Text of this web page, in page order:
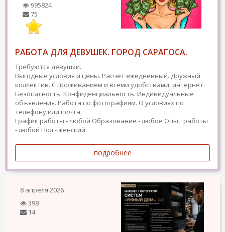
995824
75
РАБОТА ДЛЯ ДЕВУШЕК. ГОРОД САРАГОСА.
Требуются девушки.
Выгодные условия и цены. Расчёт ежедневный. Дружный
коллектив. С проживанием и всеми удобствами, интернет.
Безопасность. Конфиденциальность. Индивидуальные
объявления. Работа по фотографиям. О условиях по
телефону или почта.
График работы - любой Образование - любое Опыт работы
- любой Пол - женский
подробнее
8 апреля 2026
398
14